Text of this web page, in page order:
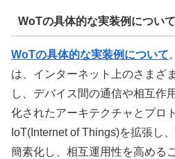
WoTの具体的な実装例について
WoTの具体的な実装例について
は、インターネット上のさまざ
し、デバイス間の通信や相互作
化されたアーキテクチャとプロ
IoT(Internet of Things)を拡張し
簡素化し、相互運用性を高める